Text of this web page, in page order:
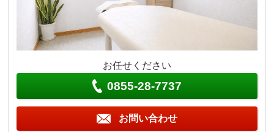
お任せください
0855-28-7737
お問い合わせ